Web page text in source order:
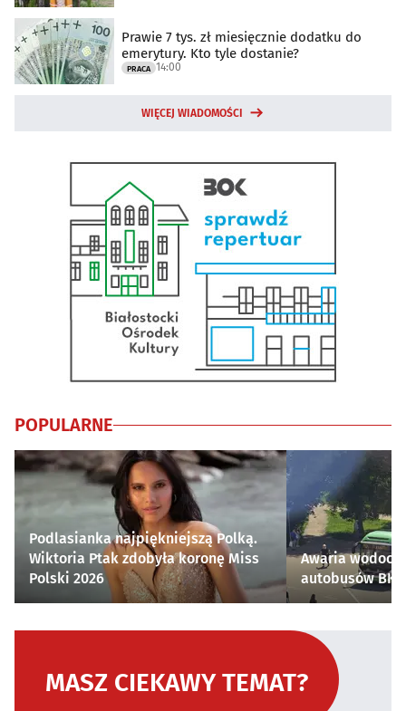
Prawie 7 tys. zł miesięcznie dodatku do
emerytury. Kto tyle dostanie?
PRACA 14:00
WIĘCEJ WIADOMOŚCI
POPULARNE
Podlasianka najpiękniejszą Polką.
Wiktoria Ptak zdobyła koronę Miss
Polski 2026
Awaria
autobusów
MASZ CIEKAWY TEMAT?